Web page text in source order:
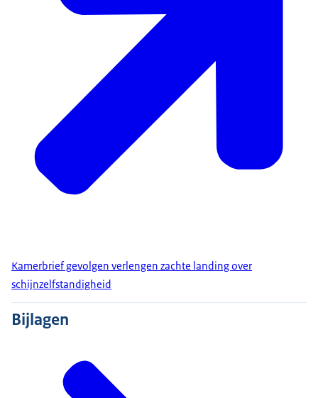
Kamerbrief gevolgen verlengen zachte landing over
schijnzelfstandigheid
Bijlagen